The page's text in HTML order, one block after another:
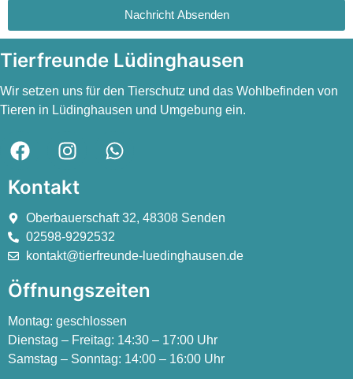
Nachricht Absenden
Tierfreunde Lüdinghausen
Wir setzen uns für den Tierschutz und das Wohlbefinden von
Tieren in Lüdinghausen und Umgebung ein.
Kontakt
Oberbauerschaft 32, 48308 Senden
02598-9292532
kontakt@tierfreunde-luedinghausen.de
Öffnungszeiten
Montag: geschlossen
Dienstag – Freitag: 14:30 – 17:00 Uhr
Samstag – Sonntag: 14:00 – 16:00 Uhr